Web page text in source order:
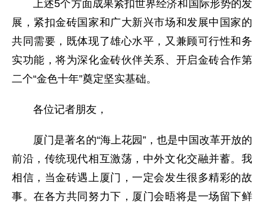
上述5个方面成果紧扣世界经济和国际形势的发
展，紧扣金砖国家和广大新兴市场和发展中国家的
共同需要，既体现了雄心水平，又兼顾可行性和务
实功能，将为深化金砖伙伴关系、开启金砖合作第
二个“金色十年”奠定坚实基础。
各位记者朋友，
厦门是著名的“海上花园”，也是中国改革开放的
前沿，传统现代相互激荡，中外文化交融并蓄。我
相信，当金砖遇上厦门，一定会发生很多精彩的故
事。在各方共同努力下，厦门会晤将是一场留下鲜